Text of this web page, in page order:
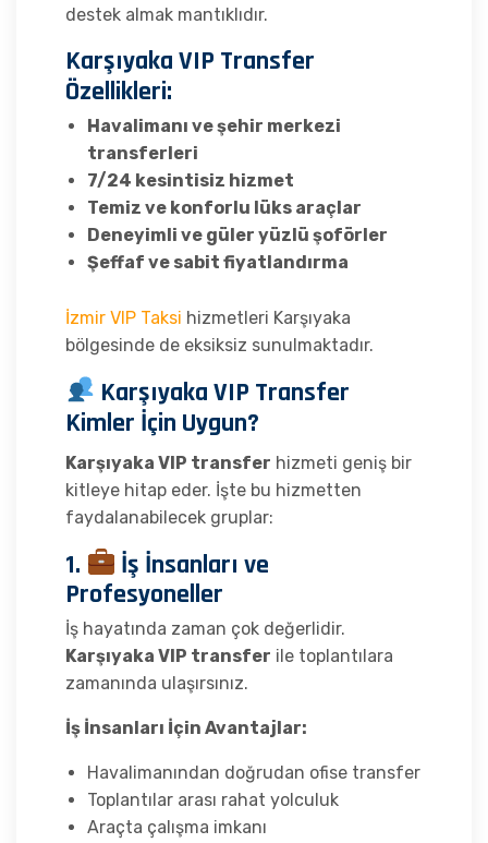
destek almak mantıklıdır.
Karşıyaka VIP Transfer
Özellikleri:
Havalimanı ve şehir merkezi
transferleri
7/24 kesintisiz hizmet
Temiz ve konforlu lüks araçlar
Deneyimli ve güler yüzlü şoförler
Şeffaf ve sabit fiyatlandırma
İzmir VIP Taksi hizmetleri Karşıyaka
bölgesinde de eksiksiz sunulmaktadır.
Karşıyaka VIP Transfer
Kimler İçin Uygun?
Karşıyaka VIP transfer hizmeti geniş bir
kitleye hitap eder. İşte bu hizmetten
faydalanabilecek gruplar:
1.
İş İnsanları ve
Profesyoneller
İş hayatında zaman çok değerlidir.
Karşıyaka VIP transfer ile toplantılara
zamanında ulaşırsınız.
İş İnsanları İçin Avantajlar:
Havalimanından doğrudan ofise transfer
Toplantılar arası rahat yolculuk
Araçta çalışma imkanı